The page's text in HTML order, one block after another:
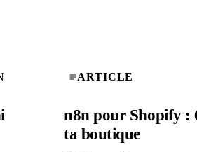
ARTICLE
n8n pour Shopify :
ta boutique